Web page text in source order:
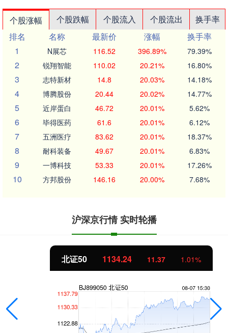
个股涨幅 个股跌幅 个股流入 个股流出
换手率
排名
名称 最新价 涨幅
换手率
1
N展芯 116.52 396.89% 79.39%
2 锐翔智能 110.02 20.21% 16.80%
3 志特新材 14.8 20.03% 14.18%
4 博腾股份 20.44 20.02% 14.77%
5 近岸蛋白 46.72 20.01% 5.62%
6 毕得医药 61.6 20.01% 6.12%
7 五洲医疗 83.62 20.01% 18.37%
8 耐科装备 49.67 20.01% 6.83%
9 一博科技 53.33 20.01% 17.26%
10 方邦股份 146.16 20.00% 7.68%
沪深京行情 实时轮播
北证50 1134.24 11.37 1.01%